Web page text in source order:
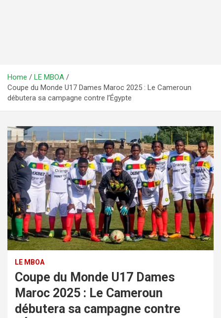
Home
LE MBOA
Coupe du Monde U17 Dames Maroc 2025 : Le Cameroun
débutera sa campagne contre l’Égypte
LE MBOA
Coupe du Monde U17 Dames
Maroc 2025 : Le Cameroun
débutera sa campagne contre